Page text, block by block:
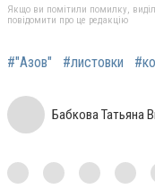
Якщо ви помітили помилку,
повідомити про це редакцію
#"Азов" #листовки
Бабкова Татьяна